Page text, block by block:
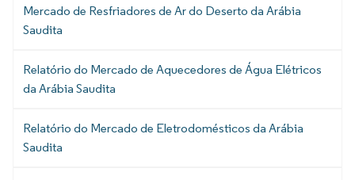
Mercado de Resfriadores de Ar do Deserto da Arábia
Saudita
Relatório do Mercado de Aquecedores de Água Elétricos
da Arábia Saudita
Relatório do Mercado de Eletrodomésticos da Arábia
Saudita